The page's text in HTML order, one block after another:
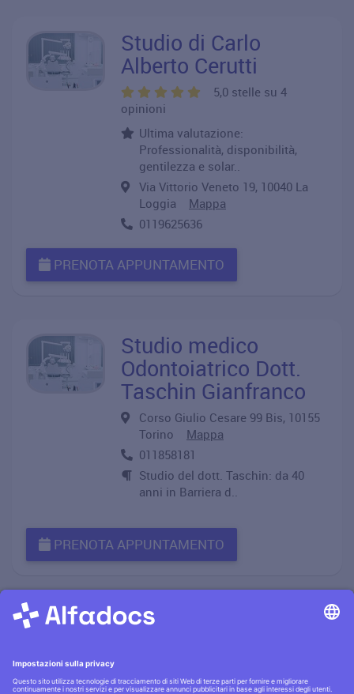
Studio di Carlo
Alberto Cerutti
5,0 stelle su 4
opinioni
Ultima valutazione:
Professionalità, disponibilità,
gentilezza e solar..
Via Vittorio Veneto 19, 10040 La
Loggia Mappa
0119625636
PRENOTA APPUNTAMENTO
Studio medico
Odontoiatrico Dott.
Taschin Gianfranco
Corso Giulio Cesare 99 Bis, 10155
Torino Mappa
011858181
Studio del dott. Taschin: da 40
anni in Barriera d..
PRENOTA APPUNTAMENTO